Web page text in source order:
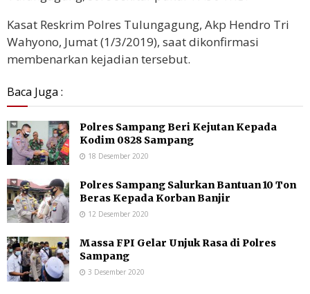
Kasat Reskrim Polres Tulungagung, Akp Hendro Tri
Wahyono, Jumat (1/3/2019), saat dikonfirmasi
membenarkan kejadian tersebut.
Baca Juga :
Polres Sampang Beri Kejutan Kepada
Kodim 0828 Sampang
18 Desember 2020
Polres Sampang Salurkan Bantuan 10 Ton
Beras Kepada Korban Banjir
12 Desember 2020
Massa FPI Gelar Unjuk Rasa di Polres
Sampang
3 Desember 2020